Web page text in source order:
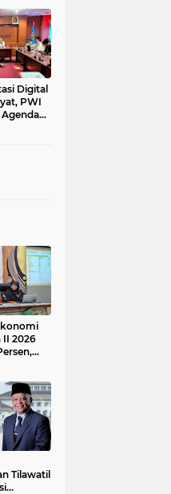
Digital
PWI
Agenda
II 2026
Tilawatil